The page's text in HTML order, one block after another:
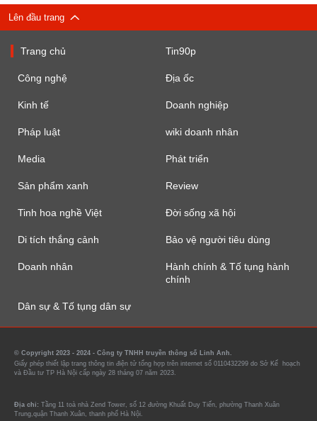
Lên đầu trang
Trang chủ Tin90p
Công nghệ Địa ốc
Kinh tế Doanh nghiệp
Pháp luật wiki doanh nhân
Media Phát triển
Sản phẩm xanh Review
Tinh hoa nghề Việt Đời sống xã hội
Di tích thắng cảnh Bảo vệ người tiêu dùng
Doanh nhân
Hành chính & Tố tụng hành
chính
Dân sự & Tố tụng dân sự
© Copyright 2023 - 2024 - Công ty TNHH truyền thông số Linh Anh.
Giấy phép thiết lập trang thông tin điện tử tổng hợp trên internet số 0110432299 do Sở Kế hoạch
và Đầu tư TP Hà Nội cấp ngày 28 tháng 07 năm 2023.
Địa chỉ: Tầng 11 toà nhà Zend Tower, số 12 đường Khuất Duy Tiến, phường Thanh Xuân
Trung,quận Thanh Xuân, thanh phố Hà Nội.